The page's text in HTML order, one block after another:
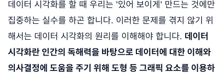
데이터 시각화를 할 때 우리는 '있어 보이게' 만드는 것에만
집중하는 실수를 하곤 합니다. 이러한 문제를 겪지 않기 위
해서는 데이터 시각화의 원리를 이해해야 합니다. 데이터
시각화란 인간의 독해력을 바탕으로 데이터에 대한 이해와
의사결정에 도움을 주기 위해 도형 등 그래픽 요소를 이용하